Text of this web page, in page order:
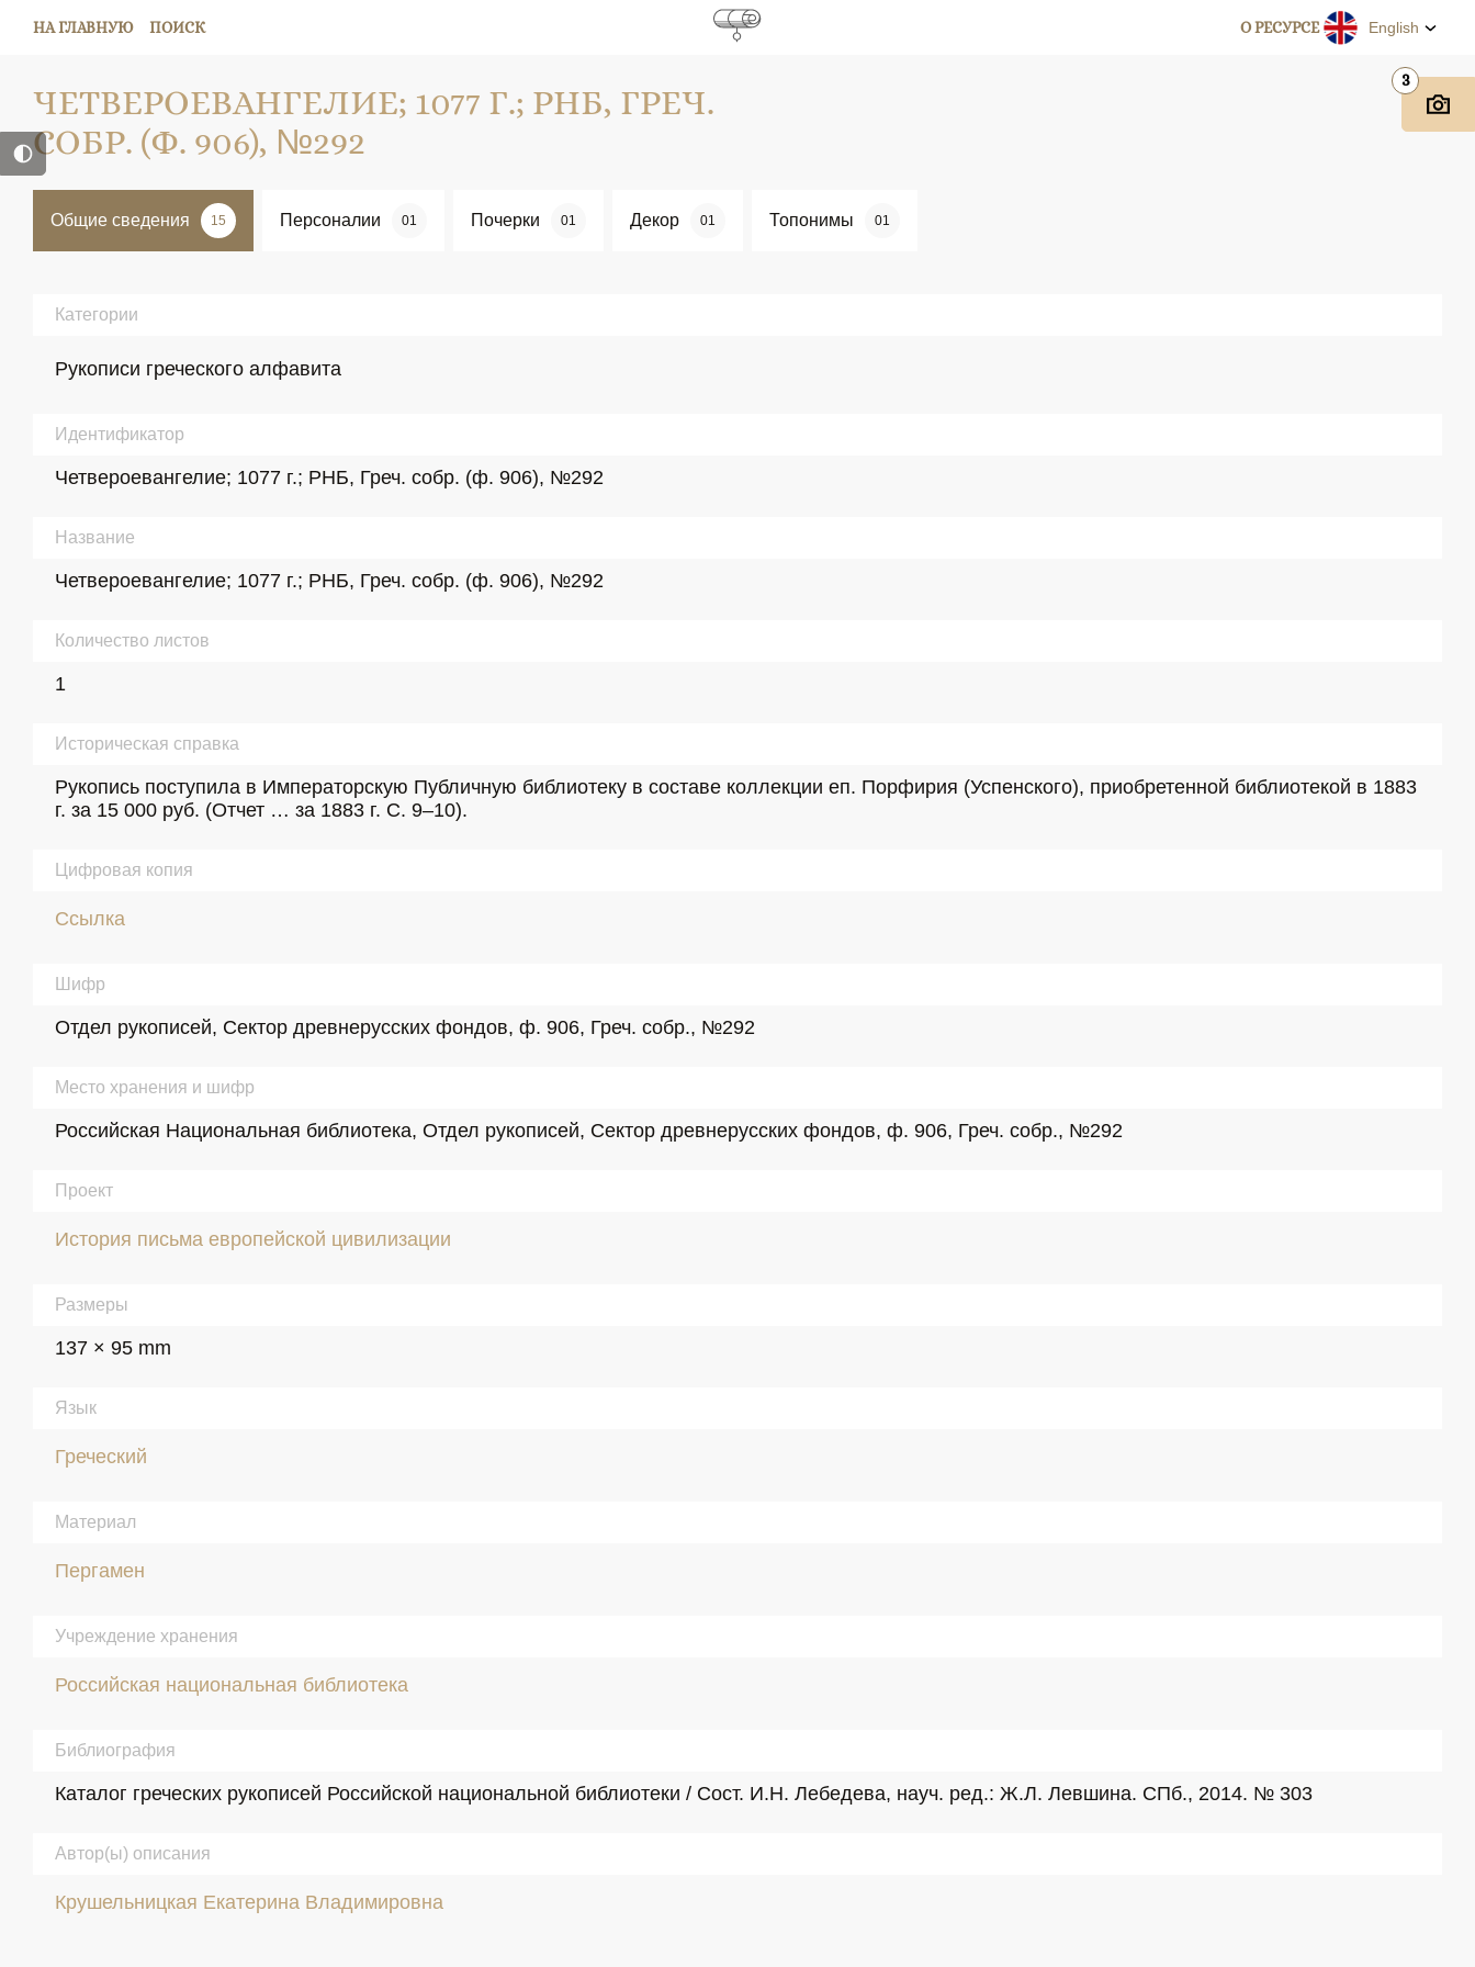
НА ГЛАВНУЮ ПОИСК О РЕСУРСЕ English
ЧЕТВЕРОЕВАНГЕЛИЕ; 1077 Г.; РНБ, ГРЕЧ.
СОБР. (Ф. 906), №292
Общие сведения 15 Персоналии 01 Почерки 01 Декор 01 Топонимы 01
Категории
Рукописи греческого алфавита
Идентификатор
Четвероевангелие; 1077 г.; РНБ, Греч. собр. (ф. 906), №292
Название
Четвероевангелие; 1077 г.; РНБ, Греч. собр. (ф. 906), №292
Количество листов
1
Историческая справка
Рукопись поступила в Императорскую Публичную библиотеку в составе коллекции еп. Порфирия (Успенского), приобретенной библиотекой в 1883
г. за 15 000 руб. (Отчет … за 1883 г. С. 9–10).
Цифровая копия
Ссылка
Шифр
Отдел рукописей, Сектор древнерусских фондов, ф. 906, Греч. собр., №292
Место хранения и шифр
Российская Национальная библиотека, Отдел рукописей, Сектор древнерусских фондов, ф. 906, Греч. собр., №292
Проект
История письма европейской цивилизации
Размеры
137 × 95 mm
Язык
Греческий
Материал
Пергамен
Учреждение хранения
Российская национальная библиотека
Библиография
Каталог греческих рукописей Российской национальной библиотеки / Сост. И.Н. Лебедева, науч. ред.: Ж.Л. Левшина. СПб., 2014. № 303
Автор(ы) описания
Крушельницкая Екатерина Владимировна
3